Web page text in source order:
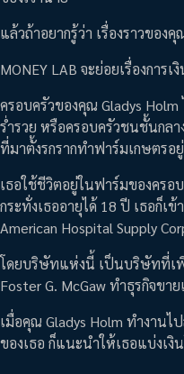
แล้วถ้าอยากรู้ว่า เรื่องราวของ
MONEY LAB จะย่อยเรื่องการ
ครอบครัวของคุณ Gladys
ร่ำรวย หรือครอบครัวชนชั้นกล
ที่มาตั้งรกรากทำฟาร์มเกษตรอ
เธอใช้ชีวิตอยู่ในฟาร์มของครอ
กระทั่งเธออายุได้ 18 ปี เธอก็เ
American Hospital Supply
โดยบริษัทแห่งนี้ เป็นบริษัทที่เ
Foster G. McGaw ทำธุรกิจขา
เมื่อคุณ Gladys Holm ทำงาน
ของเธอ ก็แนะนำให้เธอแบ่งเ